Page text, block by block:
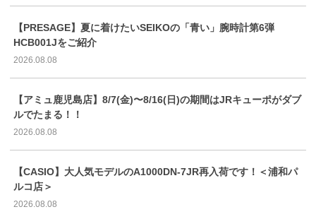
【PRESAGE】夏に着けたいSEIKOの「青い」腕時計第6弾
HCB001Jをご紹介
2026.08.08
【アミュ鹿児島店】8/7(金)〜8/16(日)の期間はJRキューポがダブ
ルでたまる！！
2026.08.08
【CASIO】大人気モデルのA1000DN-7JR再入荷です！＜浦和パ
ルコ店＞
2026.08.08